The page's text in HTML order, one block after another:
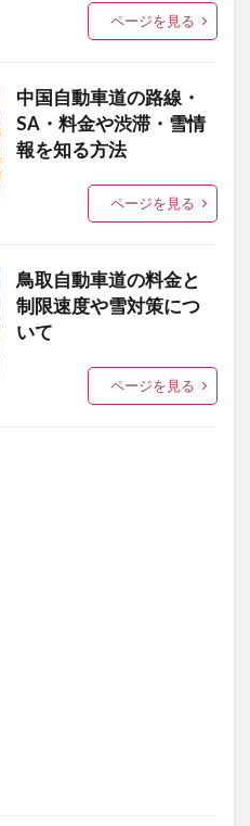
ページを見る
中国自動車道の路線・
SA・料金や渋滞・雪情
報を知る方法
ページを見る
鳥取自動車道の料金と
制限速度や雪対策につ
いて
ページを見る